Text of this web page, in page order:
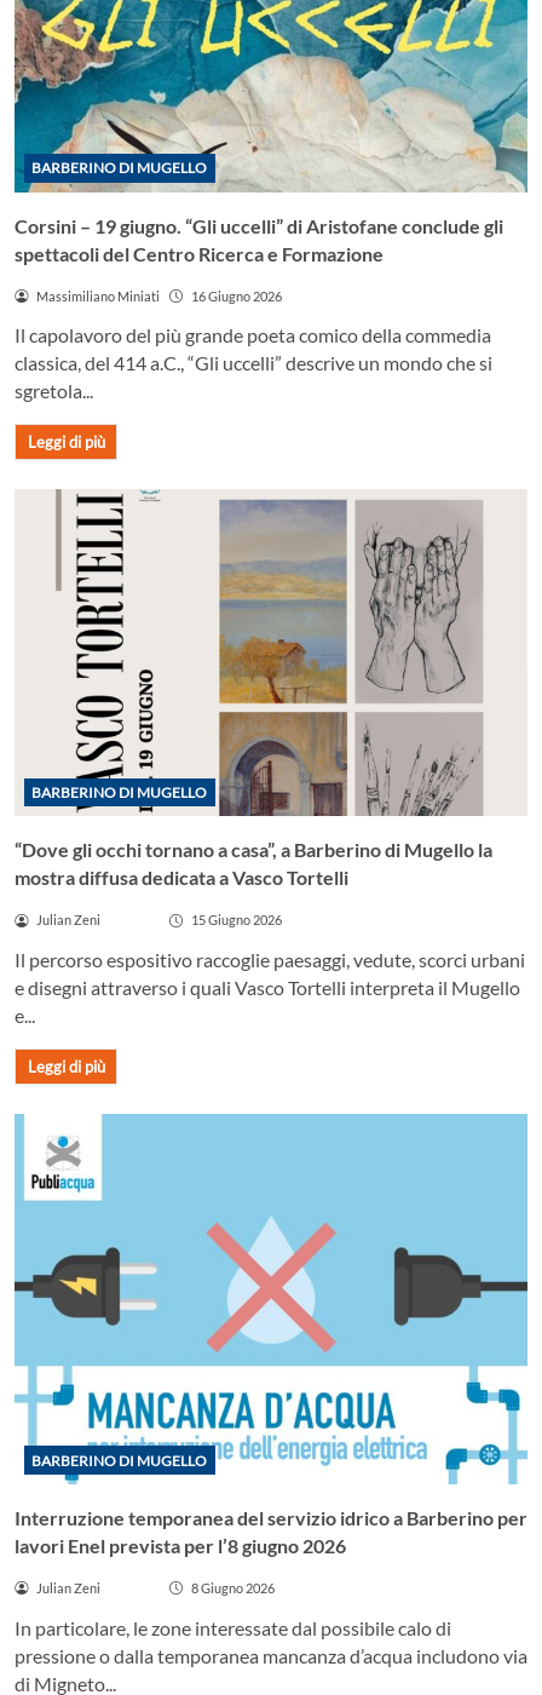
BARBERINO DI MUGELLO
Corsini – 19 giugno. “Gli uccelli” di Aristofane conclude gli
spettacoli del Centro Ricerca e Formazione
Massimiliano Miniati 16 Giugno 2026
Il capolavoro del più grande poeta comico della commedia
classica, del 414 a.C., “Gli uccelli” descrive un mondo che si
sgretola...
Leggi di più
BARBERINO DI MUGELLO
“Dove gli occhi tornano a casa”, a Barberino di Mugello la
mostra diffusa dedicata a Vasco Tortelli
Julian Zeni 15 Giugno 2026
Il percorso espositivo raccoglie paesaggi, vedute, scorci urbani
e disegni attraverso i quali Vasco Tortelli interpreta il Mugello
e...
Leggi di più
BARBERINO DI MUGELLO
Interruzione temporanea del servizio idrico a Barberino per
lavori Enel prevista per l’8 giugno 2026
Julian Zeni 8 Giugno 2026
In particolare, le zone interessate dal possibile calo di
pressione o dalla temporanea mancanza d’acqua includono via
di Migneto...